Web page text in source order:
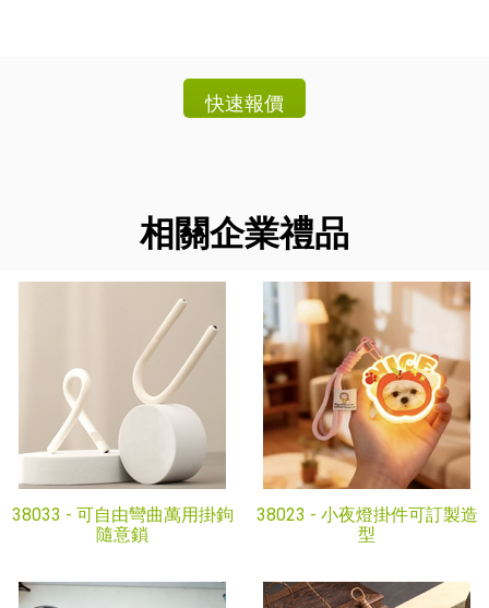
相關企業禮品
38033 - 可自由彎曲萬用掛鉤
隨意鎖
38023 - 小夜燈掛件可訂製造
型